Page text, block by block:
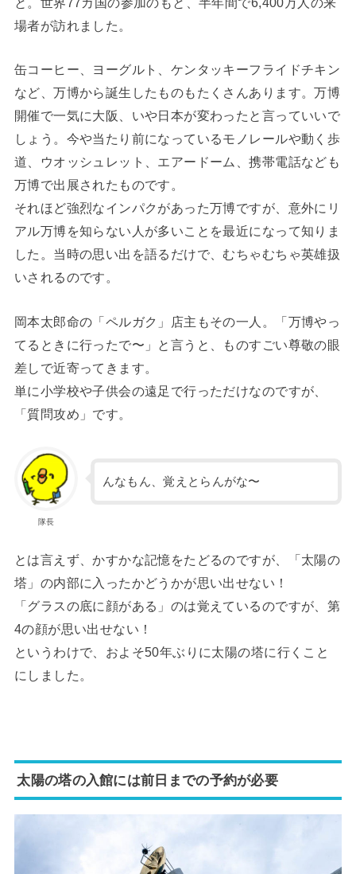
場者が訪れました。
缶コーヒー、ヨーグルト、ケンタッキーフライドチキン
など、万博から誕生したものもたくさんあります。万博
開催で一気に大阪、いや日本が変わったと言っていいで
しょう。今や当たり前になっているモノレールや動く歩
道、ウオッシュレット、エアードーム、携帯電話なども
万博で出展されたものです。
それほど強烈なインパクがあった万博ですが、意外にリ
アル万博を知らない人が多いことを最近になって知りま
した。当時の思い出を語るだけで、むちゃむちゃ英雄扱
いされるのです。
岡本太郎命の「ペルガク」店主もその一人。「万博やっ
てるときに行ったで〜」と言うと、ものすごい尊敬の眼
差しで近寄ってきます。
単に小学校や子供会の遠足で行っただけなのですが、
「質問攻め」です。
隊長
んなもん、覚えとらんがな〜
とは言えず、かすかな記憶をたどるのですが、「太陽の
塔」の内部に入ったかどうかが思い出せない！
「グラスの底に顔がある」のは覚えているのですが、第
4の顔が思い出せない！
というわけで、およそ50年ぶりに太陽の塔に行くこと
にしました。
太陽の塔の入館には前日までの予約が必要